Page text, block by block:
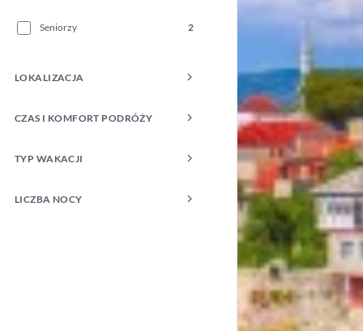
Seniorzy 2
LOKALIZACJA
CZAS I KOMFORT PODRÓŻY
TYP WAKACJI
LICZBA NOCY